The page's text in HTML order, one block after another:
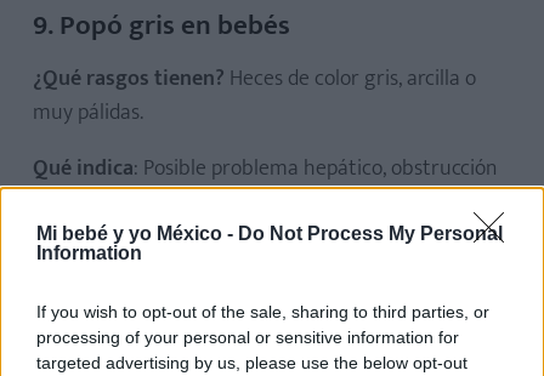
Mi bebé y yo México - Do Not Process My Personal
Information
If you wish to opt-out of the sale, sharing to third parties, or
processing of your personal or sensitive information for
targeted advertising by us, please use the below opt-out
9. Popó gris en bebés
¿Qué rasgos tienen? Heces de color gris, arcilla o
muy pálidas.
Qué indica: Posible problema hepático, obstrucción
¿Es normal?
¿Cuándo preocuparse?Debes consultar de
inmediato al pediatra si observas: